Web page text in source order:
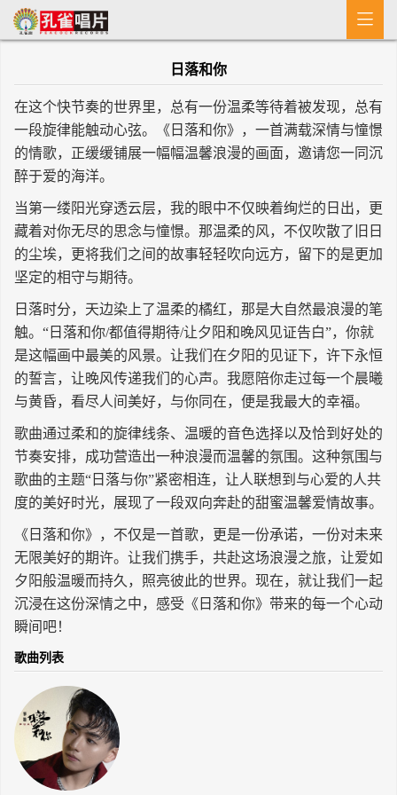
首 页
MV
新闻
艺人介绍
专辑
收歌

日落和你
在这个快节奏的世界里，总有一份温柔等待着被发现，总有
一段旋律能触动心弦。《日落和你》，一首满载深情与憧憬
的情歌，正缓缓铺展一幅幅温馨浪漫的画面，邀请您一同沉
醉于爱的海洋。
当第一缕阳光穿透云层，我的眼中不仅映着绚烂的日出，更
藏着对你无尽的思念与憧憬。那温柔的风，不仅吹散了旧日
的尘埃，更将我们之间的故事轻轻吹向远方，留下的是更加
坚定的相守与期待。
日落时分，天边染上了温柔的橘红，那是大自然最浪漫的笔
触。“日落和你/都值得期待/让夕阳和晚风见证告白”，你就
是这幅画中最美的风景。让我们在夕阳的见证下，许下永恒
的誓言，让晚风传递我们的心声。我愿陪你走过每一个晨曦
与黄昏，看尽人间美好，与你同在，便是我最大的幸福。
歌曲通过柔和的旋律线条、温暖的音色选择以及恰到好处的
节奏安排，成功营造出一种浪漫而温馨的氛围。这种氛围与
歌曲的主题“日落与你”紧密相连，让人联想到与心爱的人共
度的美好时光，展现了一段双向奔赴的甜蜜温馨爱情故事。
《日落和你》，不仅是一首歌，更是一份承诺，一份对未来
无限美好的期许。让我们携手，共赴这场浪漫之旅，让爱如
夕阳般温暖而持久，照亮彼此的世界。现在，就让我们一起
沉浸在这份深情之中，感受《日落和你》带来的每一个心动
瞬间吧！
歌曲列表